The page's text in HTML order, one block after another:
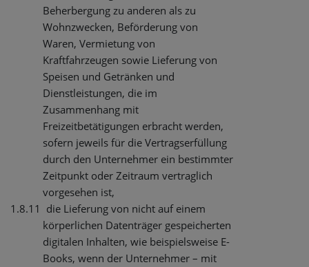
Beherbergung zu anderen als zu
Wohnzwecken, Beförderung von
Waren, Vermietung von
Kraftfahrzeugen sowie Lieferung von
Speisen und Getränken und
Dienstleistungen, die im
Zusammenhang mit
Freizeitbetätigungen erbracht werden,
sofern jeweils für die Vertragserfüllung
durch den Unternehmer ein bestimmter
Zeitpunkt oder Zeitraum vertraglich
vorgesehen ist,
1.8.11 die Lieferung von nicht auf einem
körperlichen Datenträger gespeicherten
digitalen Inhalten, wie beispielsweise E-
Books, wenn der Unternehmer – mit